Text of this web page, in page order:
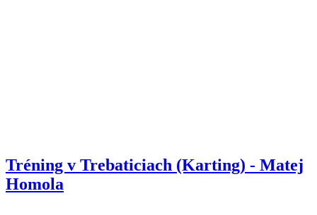
Tréning v Trebaticiach (Karting) - Matej
Homola